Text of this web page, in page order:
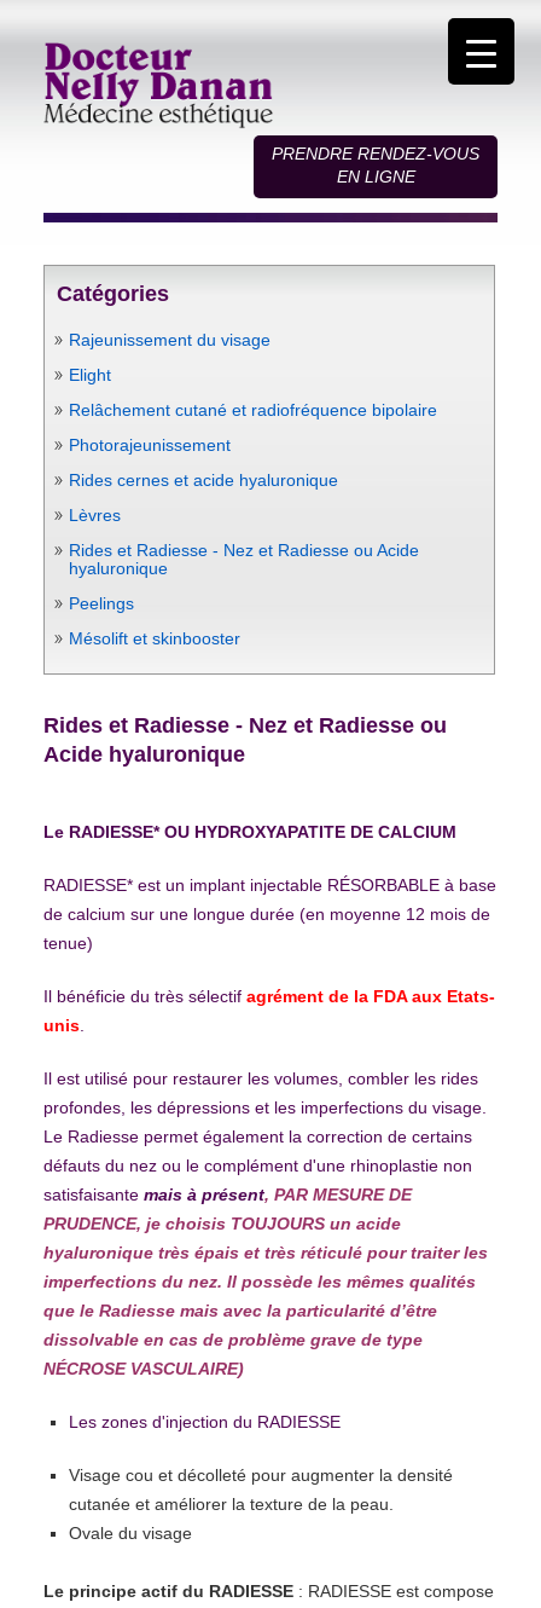
PRENDRE RENDEZ-VOUS
EN LIGNE
Catégories
Rajeunissement du visage
Elight
Relâchement cutané et radiofréquence bipolaire
Photorajeunissement
Rides cernes et acide hyaluronique
Lèvres
Rides et Radiesse - Nez et Radiesse ou Acide
hyaluronique
Peelings
Mésolift et skinbooster
Rides et Radiesse - Nez et Radiesse ou
Acide hyaluronique
Le RADIESSE* OU HYDROXYAPATITE DE CALCIUM
RADIESSE* est un implant injectable RÉSORBABLE à base
de calcium sur une longue durée (en moyenne 12 mois de
tenue)
Il bénéficie du très sélectif agrément de la FDA aux Etats-
unis.
Il est utilisé pour restaurer les volumes, combler les rides
profondes, les dépressions et les imperfections du visage.
Le Radiesse permet également la correction de certains
défauts du nez ou le complément d'une rhinoplastie non
satisfaisante mais à présent, PAR MESURE DE
PRUDENCE, je choisis TOUJOURS un acide
hyaluronique très épais et très réticulé pour traiter les
imperfections du nez. Il possède les mêmes qualités
que le Radiesse mais avec la particularité d’être
dissolvable en cas de problème grave de type
NÉCROSE VASCULAIRE)
Les zones d'injection du RADIESSE
Visage cou et décolleté pour augmenter la densité
cutanée et améliorer la texture de la peau.
Ovale du visage
Le principe actif du RADIESSE: RADIESSE est compose